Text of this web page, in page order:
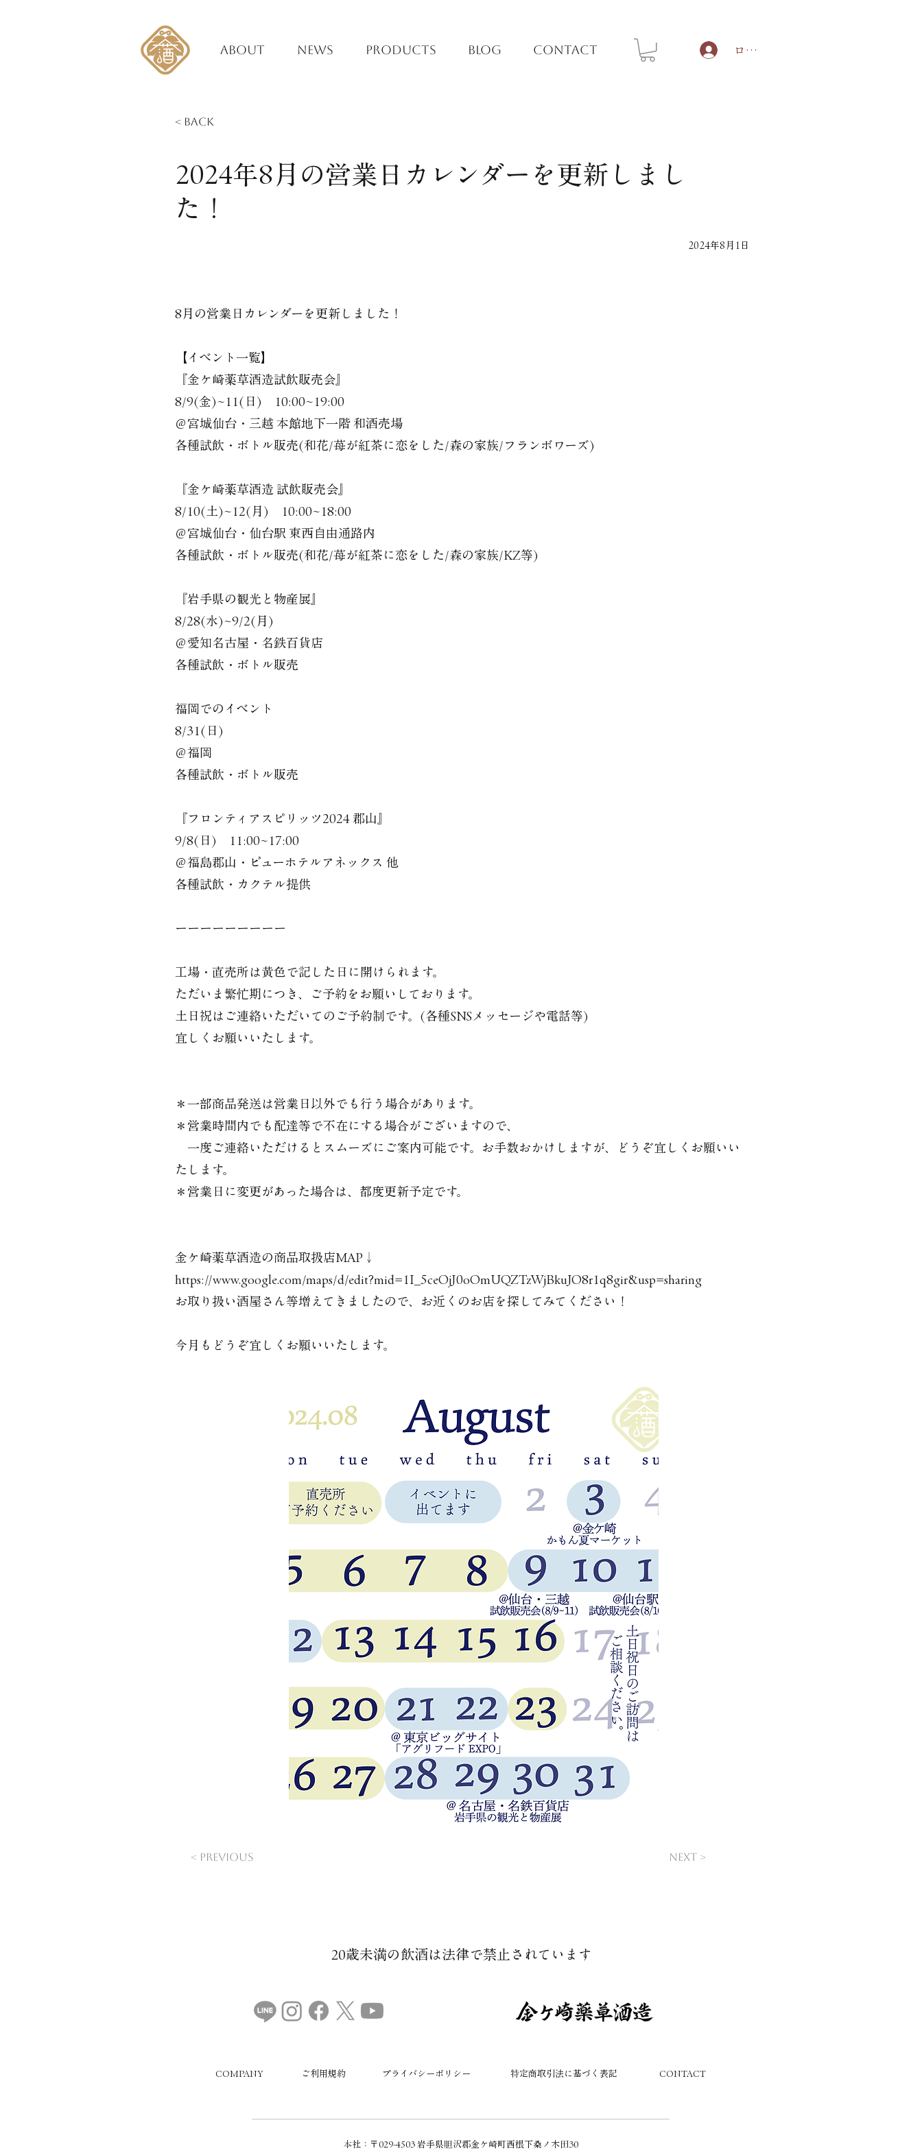
ABOUT NEWS PRODUCTS BLOG CONTACT ログイン
< Back
2024年8月の営業日カレンダーを更新しまし
た！
2024年8月1日
8月の営業日カレンダーを更新しました！
【イベント一覧】
『金ケ崎薬草酒造試飲販売会』
8/9(金)~11(日) 10:00~19:00
＠宮城仙台・三越 本館地下一階 和酒売場
各種試飲・ボトル販売(和花/苺が紅茶に恋をした/森の家族/フランボワーズ)
『金ケ崎薬草酒造 試飲販売会』
8/10(土)~12(月) 10:00~18:00
＠宮城仙台・仙台駅 東西自由通路内
各種試飲・ボトル販売(和花/苺が紅茶に恋をした/森の家族/KZ等)
『岩手県の観光と物産展』
8/28(水)~9/2(月)
＠愛知名古屋・名鉄百貨店
各種試飲・ボトル販売
福岡でのイベント
8/31(日)
＠福岡
各種試飲・ボトル販売
『フロンティアスピリッツ2024 郡山』
9/8(日) 11:00~17:00
＠福島郡山・ビューホテルアネックス 他
各種試飲・カクテル提供
ーーーーーーーーー
工場・直売所は黄色で記した日に開けられます。
ただいま繁忙期につき、ご予約をお願いしております。
土日祝はご連絡いただいてのご予約制です。(各種SNSメッセージや電話等)
宜しくお願いいたします。
＊一部商品発送は営業日以外でも行う場合があります。
＊営業時間内でも配達等で不在にする場合がございますので、
一度ご連絡いただけるとスムーズにご案内可能です。お手数おかけしますが、どうぞ宜しくお願いい
たします。
＊営業日に変更があった場合は、都度更新予定です。
金ケ崎薬草酒造の商品取扱店MAP↓
https://www.google.com/maps/d/edit?mid=1I_5ceOjJ0oOmUQZTzWjBkuJO8r1q8gir&usp=sharing
お取り扱い酒屋さん等増えてきましたので、お近くのお店を探してみてください！
今月もどうぞ宜しくお願いいたします。
< Previous Next >
20歳未満の飲酒は法律で禁止されています​
COMPANY ご利用規約 プライバシーポリシー 特定商取引法に基づく表記 CONTACT
本社：​〒029-4503 岩手県胆沢郡金ケ崎町西根下桑ノ木田30